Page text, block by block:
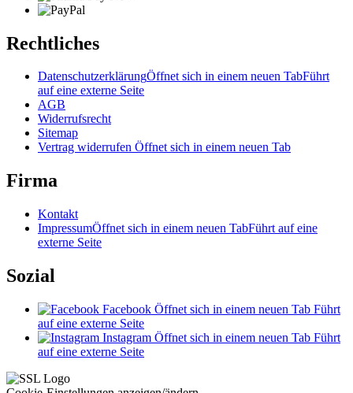
Rechtliches
DatenschutzerklärungÖffnet sich in einem neuen TabFührt
auf eine externe Seite
AGB
Widerrufsrecht
Sitemap
Vertrag widerrufen Öffnet sich in einem neuen Tab
Firma
Kontakt
ImpressumÖffnet sich in einem neuen TabFührt auf eine
externe Seite
Sozial
Facebook Öffnet sich in einem neuen Tab Führt
auf eine externe Seite
Instagram Öffnet sich in einem neuen Tab Führt
auf eine externe Seite